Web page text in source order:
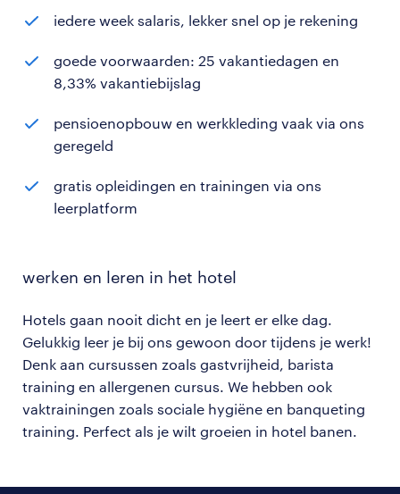
iedere week salaris, lekker snel op je rekening
goede voorwaarden: 25 vakantiedagen en
8,33% vakantiebijslag
pensioenopbouw en werkkleding vaak via ons
geregeld
gratis opleidingen en trainingen via ons
leerplatform
werken en leren in het hotel
Hotels gaan nooit dicht en je leert er elke dag.
Gelukkig leer je bij ons gewoon door tijdens je werk!
Denk aan cursussen zoals gastvrijheid, barista
training en allergenen cursus. We hebben ook
vaktrainingen zoals sociale hygiëne en banqueting
training. Perfect als je wilt groeien in hotel banen.